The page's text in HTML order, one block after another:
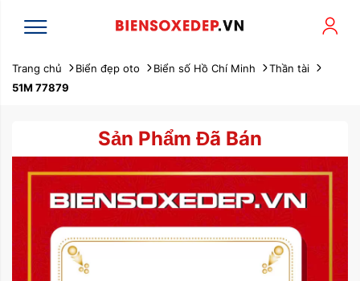
Trang chủ Biển đẹp oto Biển số Hồ Chí Minh
Thần tài
51M 77879
Sản Phẩm Đã Bán